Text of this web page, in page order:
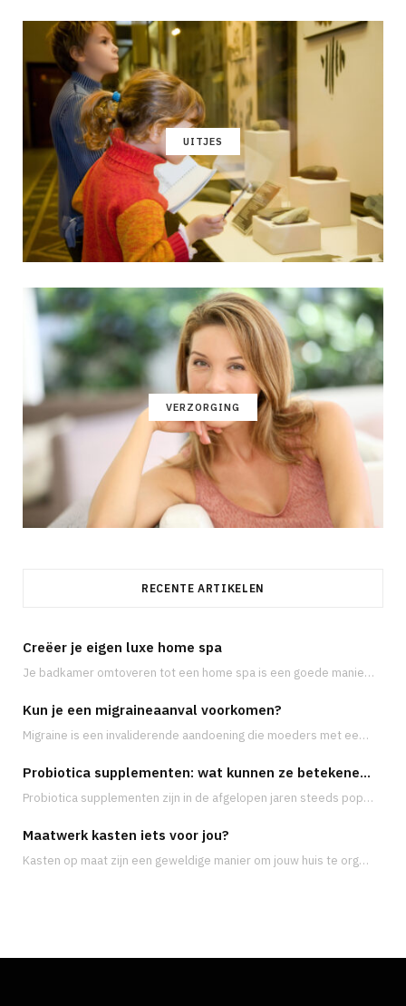
UITJES
VERZORGING
RECENTE ARTIKELEN
Creëer je eigen luxe home spa
Je badkamer omtoveren tot een home spa is een goede manier om te ontsnappen aan…
Kun je een migraineaanval voorkomen?
Migraine is een invaliderende aandoening die moeders met een druk leven vaak treft op de…
Probiotica supplementen: wat kunnen ze betekenen voor je gezondheid?
Probiotica supplementen zijn in de afgelopen jaren steeds populairder geworden, met name vanwege de groeiende…
Maatwerk kasten iets voor jou?
Kasten op maat zijn een geweldige manier om jouw huis te organiseren en meer opbergruimte…